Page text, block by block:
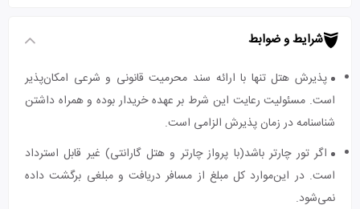
شرایط و ضوابط
پذیرش هتل تنها با ارائه سند محرمیت قانونی و شرعی امکان‌پذیر
است. مسئولیت رعایت این شرط بر عهده خریدار بوده و همراه داشتن
شناسنامه در زمان پذیرش الزامی است.
اگر تور چارتر باشد(با پرواز چارتر و هتل گارانتی) غیر قابل استرداد
است. در این‌موارد کل مبلغ از مسافر دریافت و مبلغی برگشت داده
نمی‌شود.